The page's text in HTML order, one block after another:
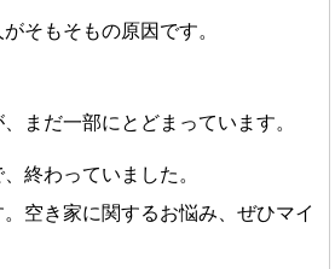
そもそもの原因です。
まだ一部にとどまっています。
終わっていました。
空き家に関するお悩み、ぜひマイ